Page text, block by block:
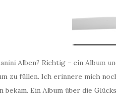
Alben? Richtig – ein Album
zu füllen. Ich erinnere mich
bekam. Ein Album über die